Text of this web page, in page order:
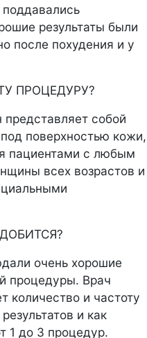
результаты были
после похудения и у
ПРОЦЕДУРУ?
представляет собой
поверхностью кожи,
пациентами с любым
всех возрастов и
очень хорошие
процедуры. Врач
количество и частоту
и как
1 до 3 процедур.